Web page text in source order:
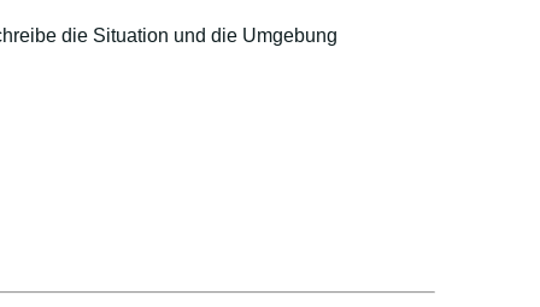
die Situation und die Umgebung